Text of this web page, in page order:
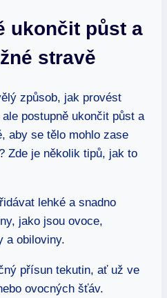
ukončit půst a
stravě
způsob, jak provést
postupně ukončit půst a
aby se tělo mohlo zase
Zde je několik tipů, jak to
lehké a snadno
jako jsou ovoce,
a obiloviny.
přísun tekutin, ať už ve
ovocných šťáv.